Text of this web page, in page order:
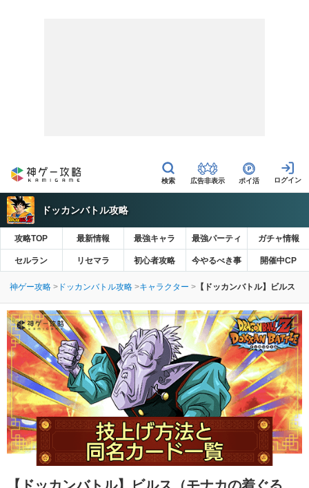
広告非表示 ポイ活
ドッカンバトル攻略
攻略TOP 最新情報 最強キャラ 最強パーティ ガチャ情報
セルラン リセマラ 初心者攻略 今やるべき事 開催中CP
神ゲー攻略 ドッカンバトル攻略 キャラクター 【ドッカンバトル】ビルス